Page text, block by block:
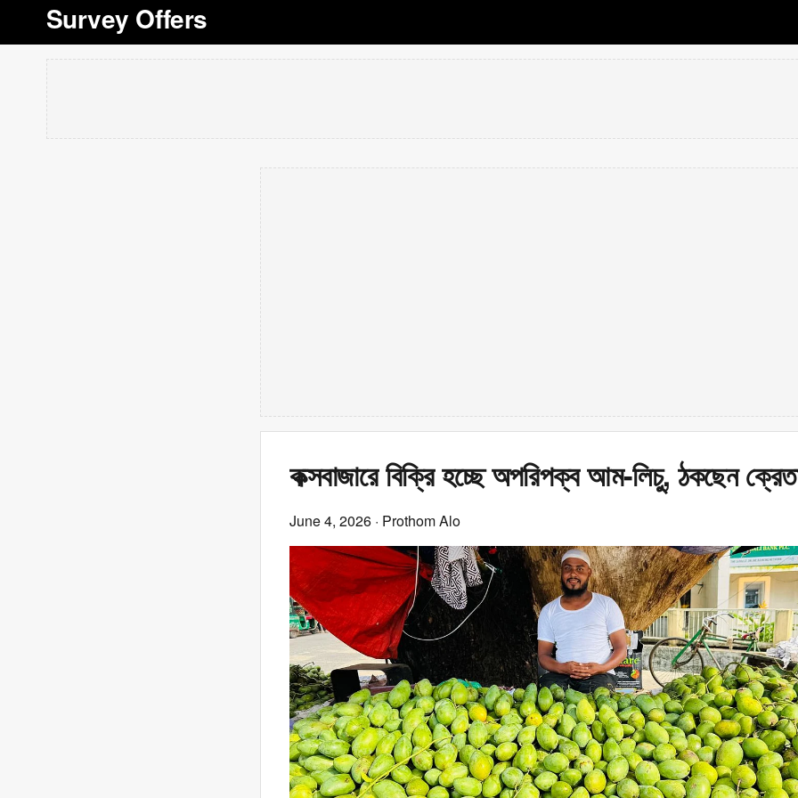
Survey Offers
কক্সবাজারে বিক্রি হচ্ছে অপরিপক্ব আম-লিচু, ঠকছেন
June 4, 2026 · Prothom Alo